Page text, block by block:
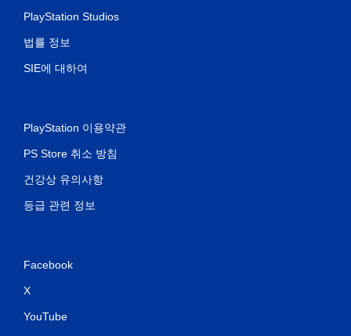
PlayStation Studios
법률 정보
SIE에 대하여
PlayStation 이용약관
PS Store 취소 방침
건강상 유의사항
등급 관련 정보
Facebook
X
YouTube